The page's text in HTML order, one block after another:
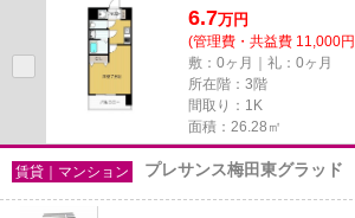
6.7万円
(管理費・共益費 11,000
敷：0ヶ月｜礼：0ヶ月
所在階：3階
間取り：1K
面積：26.28㎡
賃貸｜マンション プレサンス梅田東グラッド